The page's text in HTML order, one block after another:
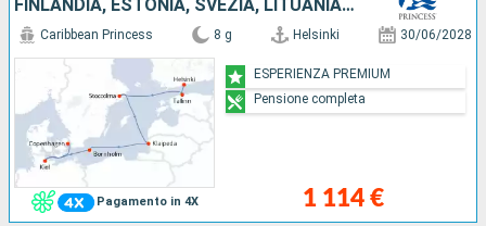
FINLANDIA, ESTONIA, SVEZIA, LITUANIA, GERMANIA, DANIMARCA
Pagamento in 4X
Caribbean Princess 8 g Helsinki 30/06/2028
1 114 €
ESPERIENZA PREMIUM
Pensione completa